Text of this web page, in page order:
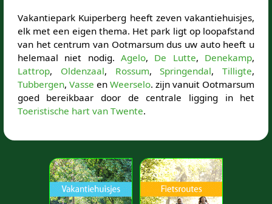
Vakantiepark Kuiperberg heeft zeven vakantiehuisjes,
elk met een eigen thema. Het park ligt op loopafstand
van het centrum van Ootmarsum dus uw auto heeft u
helemaal niet nodig. Agelo, De Lutte, Denekamp,
Lattrop, Oldenzaal, Rossum,Springendal,Tilligte,
Tubbergen, Vasse en Weerselo. zijn vanuit Ootmarsum
goed bereikbaar door de centrale ligging in het
Toeristische hart van Twente.